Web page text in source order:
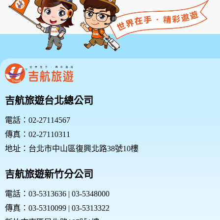
吉航旅遊台北總公司
電話：02-27114567
傳真：02-27110311
地址：台北市中山區復興北路38號10樓
吉航旅遊新竹分公司
電話：03-5313636 | 03-5348000
傳真：03-5310099 | 03-5313322